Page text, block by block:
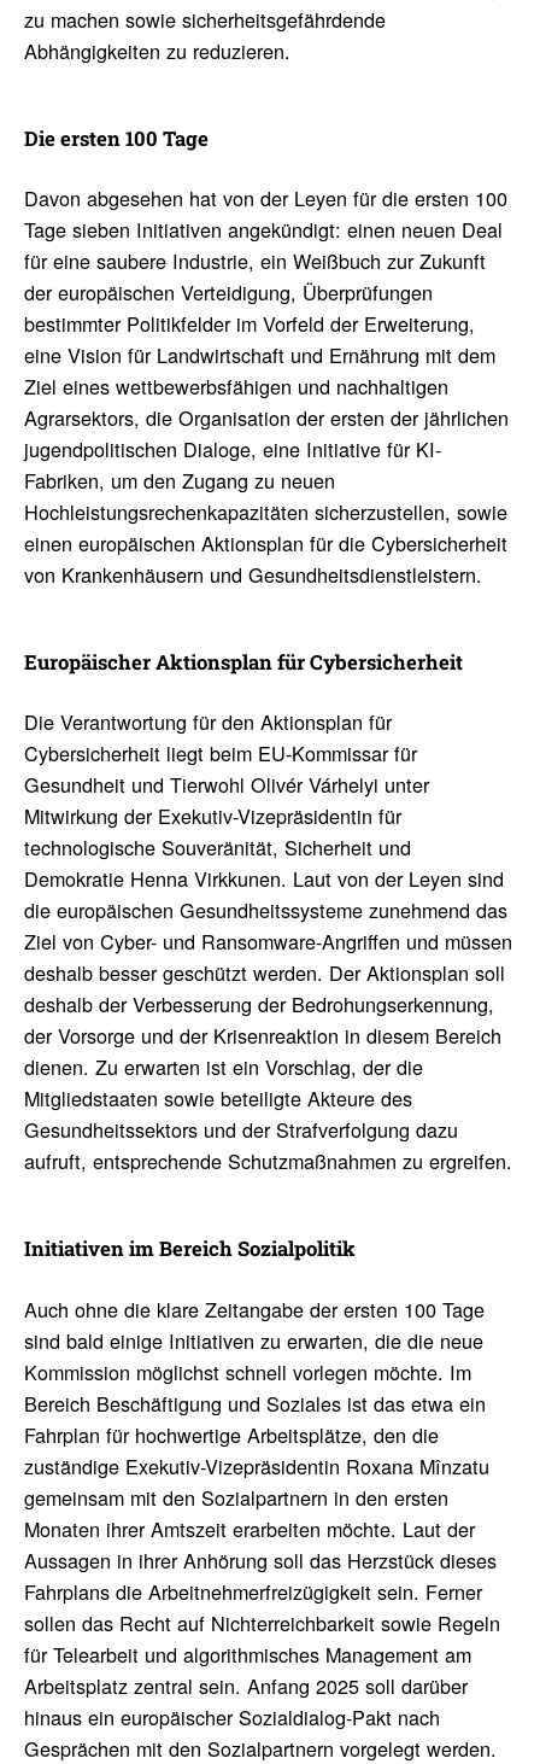
zu machen sowie sicherheitsgefährdende
Abhängigkeiten zu reduzieren.
Die ersten 100 Tage
Davon abgesehen hat von der Leyen für die ersten 100
Tage sieben Initiativen angekündigt: einen neuen Deal
für eine saubere Industrie, ein Weißbuch zur Zukunft
der europäischen Verteidigung, Überprüfungen
bestimmter Politikfelder im Vorfeld der Erweiterung,
eine Vision für Landwirtschaft und Ernährung mit dem
Ziel eines wettbewerbsfähigen und nachhaltigen
Agrarsektors, die Organisation der ersten der jährlichen
jugendpolitischen Dialoge, eine Initiative für KI-
Fabriken, um den Zugang zu neuen
Hochleistungsrechenkapazitäten sicherzustellen, sowie
einen europäischen Aktionsplan für die Cybersicherheit
von Krankenhäusern und Gesundheitsdienstleistern.
Euro­päi­scher Akti­ons­plan für Cyber­si­cher­heit
Die Verantwortung für den Aktionsplan für
Cybersicherheit liegt beim EU-Kommissar für
Gesundheit und Tierwohl Olivér Várhelyi unter
Mitwirkung der Exekutiv-Vizepräsidentin für
technologische Souveränität, Sicherheit und
Demokratie Henna Virkkunen. Laut von der Leyen sind
die europäischen Gesundheitssysteme zunehmend das
Ziel von Cyber- und Ransomware-Angriffen und müssen
deshalb besser geschützt werden. Der Aktionsplan soll
deshalb der Verbesserung der Bedrohungserkennung,
der Vorsorge und der Krisenreaktion in diesem Bereich
dienen. Zu erwarten ist ein Vorschlag, der die
Mitgliedstaaten sowie beteiligte Akteure des
Gesundheitssektors und der Strafverfolgung dazu
aufruft, entsprechende Schutzmaßnahmen zu ergreifen.
Initia­tiven im Bereich Sozi­al­po­litik
Auch ohne die klare Zeitangabe der ersten 100 Tage
sind bald einige Initiativen zu erwarten, die die neue
Kommission möglichst schnell vorlegen möchte. Im
Bereich Beschäftigung und Soziales ist das etwa ein
Fahrplan für hochwertige Arbeitsplätze, den die
zuständige Exekutiv-Vizepräsidentin Roxana Mînzatu
gemeinsam mit den Sozialpartnern in den ersten
Monaten ihrer Amtszeit erarbeiten möchte. Laut der
Aussagen in ihrer Anhörung soll das Herzstück dieses
Fahrplans die Arbeitnehmerfreizügigkeit sein. Ferner
sollen das Recht auf Nichterreichbarkeit sowie Regeln
für Telearbeit und algorithmisches Management am
Arbeitsplatz zentral sein. Anfang 2025 soll darüber
hinaus ein europäischer Sozialdialog-Pakt nach
Gesprächen mit den Sozialpartnern vorgelegt werden.